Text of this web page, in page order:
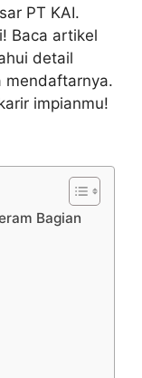
PT KAI.
Baca artikel
detail
mendaftarnya.
impianmu!
Bagian